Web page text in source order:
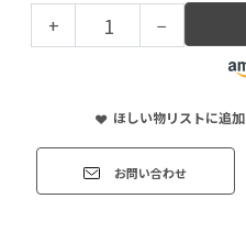
+ −
ほしい物リストに追加
お問い合わせ